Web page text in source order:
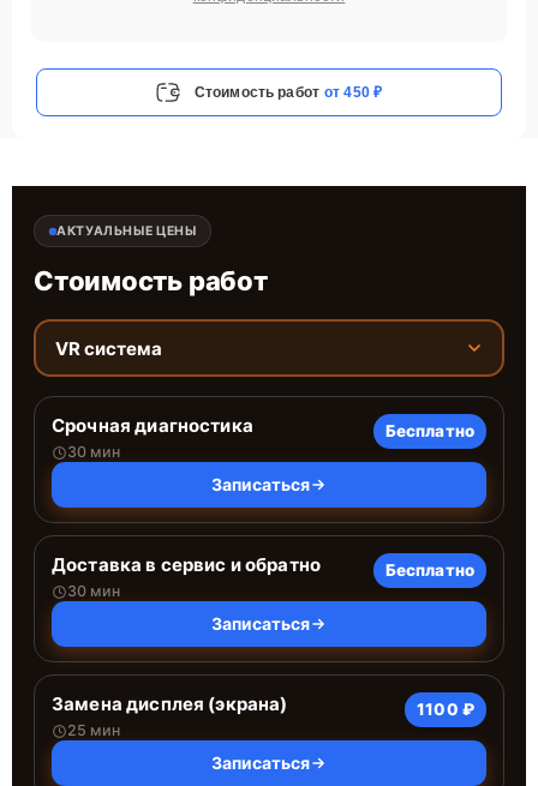
Стоимость работ от 450 ₽
АКТУАЛЬНЫЕ ЦЕНЫ
Стоимость работ
VR система
Срочная диагностика
30 мин
Бесплатно
Записаться
Доставка в сервис и обратно
30 мин
Бесплатно
Записаться
Замена дисплея (экрана)
25 мин
1100 ₽
Записаться